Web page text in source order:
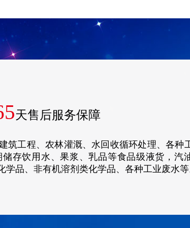
天售后服务保障
筑工程、农林灌溉、水回收循环处理、各种
存饮用水、果浆、乳品等食品级液货，汽
品、非有机溶剂类化学品、各种工业废水等